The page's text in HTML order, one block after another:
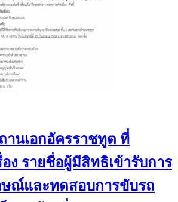
านเอกอัครราชทูต ที่
อง รายชื่อผู้มีสิทธิเข้ารับการ
ณ์และทดสอบการขับรถ